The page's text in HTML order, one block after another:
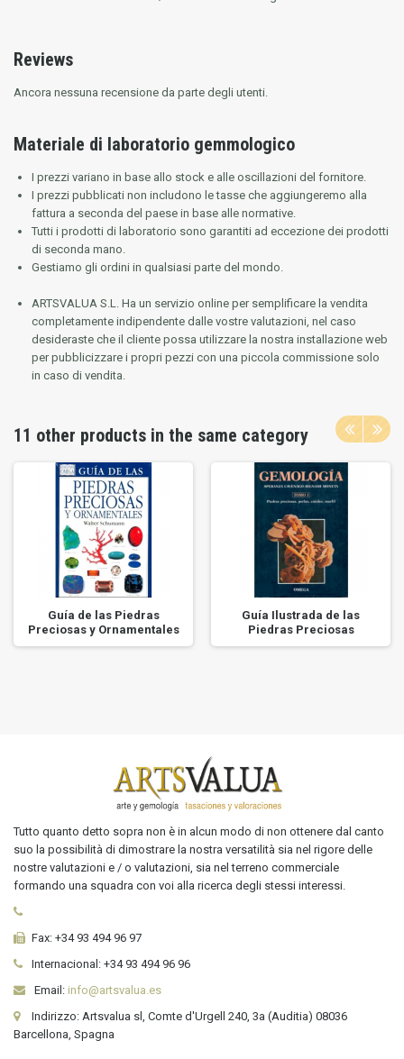
Reviews
Ancora nessuna recensione da parte degli utenti.
Materiale di laboratorio gemmologico
I prezzi variano in base allo stock e alle oscillazioni del fornitore.
I prezzi pubblicati non includono le tasse che aggiungeremo alla
fattura a seconda del paese in base alle normative.
Tutti i prodotti di laboratorio sono garantiti ad eccezione dei prodotti
di seconda mano.
Gestiamo gli ordini in qualsiasi parte del mondo.
ARTSVALUA S.L. Ha un servizio online per semplificare la vendita
completamente indipendente dalle vostre valutazioni, nel caso
desideraste che il cliente possa utilizzare la nostra installazione web
per pubblicizzare i propri pezzi con una piccola commissione solo
in caso di vendita.
11 other products in the same category
Guía de las Piedras
Preciosas y Ornamentales
Guía Ilustrada de las
Piedras Preciosas
Tutto quanto detto sopra non è in alcun modo di non ottenere dal canto
suo la possibilità di dimostrare la nostra versatilità sia nel rigore delle
nostre valutazioni e / o valutazioni, sia nel terreno commerciale
formando una squadra con voi alla ricerca degli stessi interessi.
Fax: +34 93 494 96 97
Internacional: +34 93 494 96 96
Email: info@artsvalua.es
Indirizzo: Artsvalua sl, Comte d'Urgell 240, 3a (Auditia) 08036
Barcellona, Spagna